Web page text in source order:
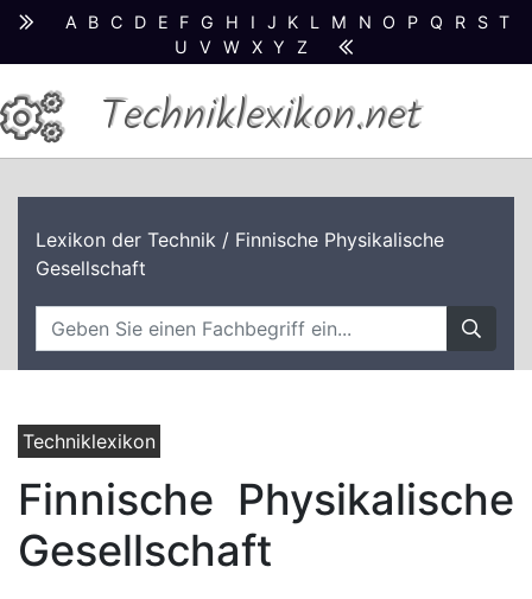
A B C D E F G H I J K L M N O P Q R S T
U
V W X Y Z
Techniklexikon.net
Lexikon der Technik / Finnische Physikalische
Gesellschaft
Techniklexikon
Finnische Physikalische
Gesellschaft